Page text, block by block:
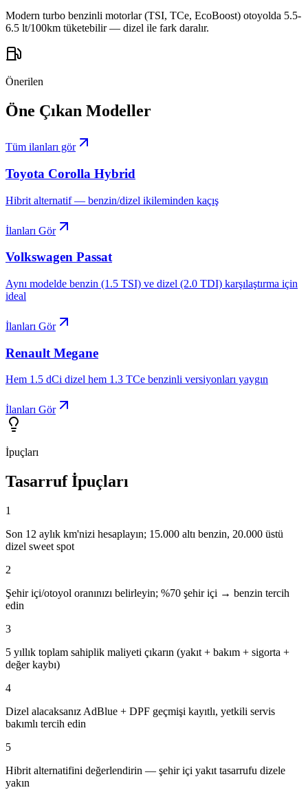
Modern turbo benzinli motorlar (TSI, TCe, EcoBoost) otoyolda 5.5-
6.5 lt/100km tüketebilir — dizel ile fark daralır.
Önerilen
Öne Çıkan Modeller
Tüm ilanları gör
Toyota Corolla Hybrid
Hibrit alternatif — benzin/dizel ikileminden kaçış
İlanları Gör
Volkswagen Passat
Aynı modelde benzin (1.5 TSI) ve dizel (2.0 TDI) karşılaştırma için
ideal
İlanları Gör
Renault Megane
Hem 1.5 dCi dizel hem 1.3 TCe benzinli versiyonları yaygın
İlanları Gör
İpuçları
Tasarruf İpuçları
1
Son 12 aylık km'nizi hesaplayın; 15.000 altı benzin, 20.000 üstü
dizel sweet spot
2
Şehir içi/otoyol oranınızı belirleyin; %70 şehir içi → benzin tercih
edin
3
5 yıllık toplam sahiplik maliyeti çıkarın (yakıt + bakım + sigorta +
değer kaybı)
4
Dizel alacaksanız AdBlue + DPF geçmişi kayıtlı, yetkili servis
bakımlı tercih edin
5
Hibrit alternatifini değerlendirin — şehir içi yakıt tasarrufu dizele
yakın